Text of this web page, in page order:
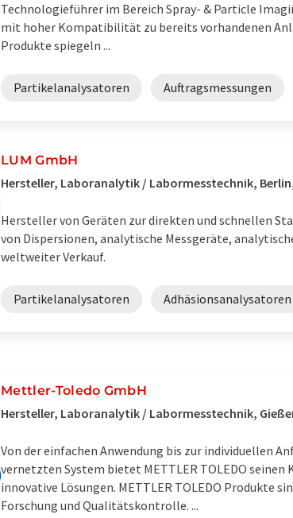
Technologieführer im Bereich Spray- & Particle
mit hoher Kompatibilität zu bereits vorhandenen
Produkte spiegeln ...
Partikelanalysatoren Auftragsmessungen
LUM GmbH
Hersteller, Laboranalytik / Labormesstechnik,
Hersteller von Geräten zur direkten und schnellen
von Dispersionen, analytische Messgeräte,
weltweiter Verkauf.
Partikelanalysatoren Adhäsionsanalysatoren
Mettler-Toledo GmbH
Hersteller, Laboranalytik / Labormesstechnik,
Von der einfachen Anwendung bis zur individuellen
vernetzten System bietet METTLER TOLEDO seinen
innovative Lösungen. METTLER TOLEDO Produkte
Forschung und Qualitätskontrolle. ...